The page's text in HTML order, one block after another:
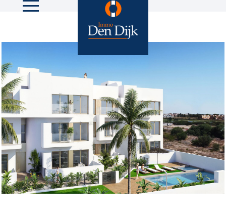
14 foto's